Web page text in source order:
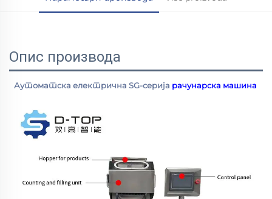
Опис производа
Аутоматска електрична SG-серија рачунарска машина